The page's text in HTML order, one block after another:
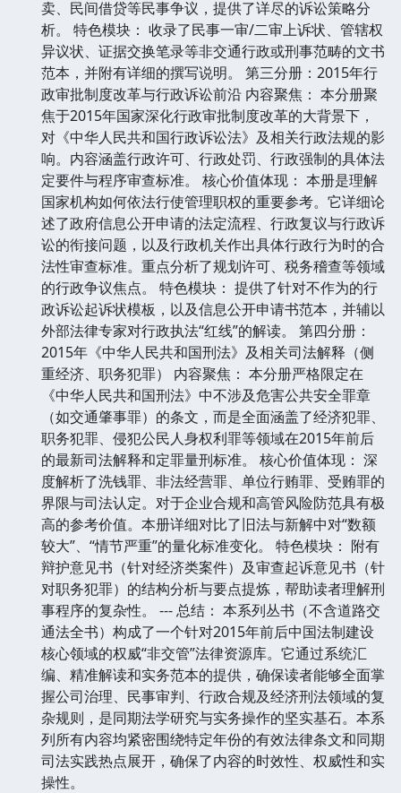
卖、民间借贷等民事争议，提供了详尽的诉讼策略分
析。 特色模块： 收录了民事一审/二审上诉状、管辖权
异议状、证据交换笔录等非交通行政或刑事范畴的文书
范本，并附有详细的撰写说明。 第三分册：2015年行
政审批制度改革与行政诉讼前沿 内容聚焦： 本分册聚
焦于2015年国家深化行政审批制度改革的大背景下，
对《中华人民共和国行政诉讼法》及相关行政法规的影
响。内容涵盖行政许可、行政处罚、行政强制的具体法
定要件与程序审查标准。 核心价值体现： 本册是理解
国家机构如何依法行使管理职权的重要参考。它详细论
述了政府信息公开申请的法定流程、行政复议与行政诉
讼的衔接问题，以及行政机关作出具体行政行为时的合
法性审查标准。重点分析了规划许可、税务稽查等领域
的行政争议焦点。 特色模块： 提供了针对不作为的行
政诉讼起诉状模板，以及信息公开申请书范本，并辅以
外部法律专家对行政执法“红线”的解读。 第四分册：
2015年《中华人民共和国刑法》及相关司法解释（侧
重经济、职务犯罪） 内容聚焦： 本分册严格限定在
《中华人民共和国刑法》中不涉及危害公共安全罪章
（如交通肇事罪）的条文，而是全面涵盖了经济犯罪、
职务犯罪、侵犯公民人身权利罪等领域在2015年前后
的最新司法解释和定罪量刑标准。 核心价值体现： 深
度解析了洗钱罪、非法经营罪、单位行贿罪、受贿罪的
界限与司法认定。对于企业合规和高管风险防范具有极
高的参考价值。本册详细对比了旧法与新解中对“数额
较大”、“情节严重”的量化标准变化。 特色模块： 附有
辩护意见书（针对经济类案件）及审查起诉意见书（针
对职务犯罪）的结构分析与要点提炼，帮助读者理解刑
事程序的复杂性。 --- 总结： 本系列丛书（不含道路交
通法全书）构成了一个针对2015年前后中国法制建设
核心领域的权威“非交管”法律资源库。它通过系统汇
编、精准解读和实务范本的提供，确保读者能够全面掌
握公司治理、民事审判、行政合规及经济刑法领域的复
杂规则，是同期法学研究与实务操作的坚实基石。本系
列所有内容均紧密围绕特定年份的有效法律条文和同期
司法实践热点展开，确保了内容的时效性、权威性和实
操性。